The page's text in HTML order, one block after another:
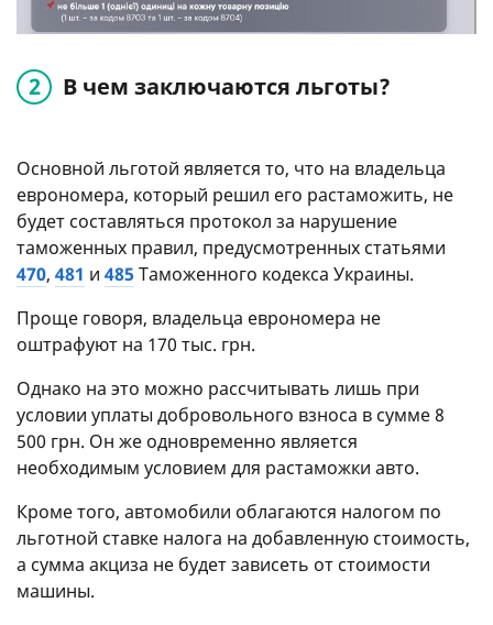
В чем заключаются льготы?
Основной льготой является то, что на владельца
еврономера, который решил его растаможить, не
будет составляться протокол за нарушение
таможенных правил, предусмотренных статьями
470, 481 и 485Таможенного кодекса Украины.
Проще говоря, владельца еврономера не
оштрафуют на 170 тыс. грн.
Однако на это можно рассчитывать лишь при
условии уплаты добровольного взноса в сумме 8
500 грн. Он же одновременно является
необходимым условием для растаможки авто.
Кроме того, автомобили облагаются налогом по
льготной ставке налога на добавленную стоимость,
а сумма акциза не будет зависеть от стоимости
машины.